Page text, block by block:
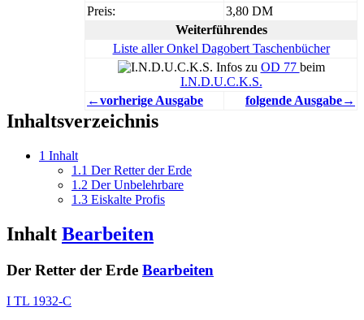
Preis:
3,80 DM
Weiterführendes
Liste aller Onkel Dagobert Taschenbücher
Infos zu OD 77 beim
I.N.D.U.C.K.S.
←vorherige Ausgabe
folgende Ausgabe→
Inhaltsverzeichnis
1 Inhalt
1.1 Der Retter der Erde
1.2 Der Unbelehrbare
1.3 Eiskalte Profis
Inhalt Bearbeiten
Der Retter der Erde Bearbeiten
I TL 1932-C